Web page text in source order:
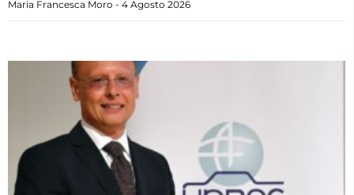
Maria Francesca Moro 4 Agosto 2026